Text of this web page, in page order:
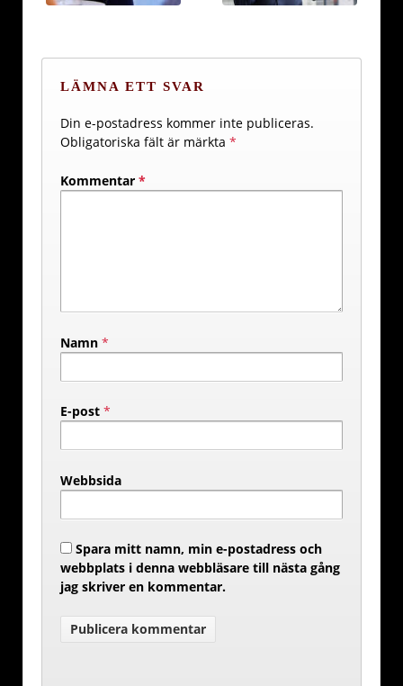
LÄMNA ETT SVAR
Din e-postadress kommer inte publiceras.
Obligatoriska fält är märkta *
Kommentar *
Namn *
E-post *
Webbsida
Spara mitt namn, min e-postadress och
webbplats i denna webbläsare till nästa gång
jag skriver en kommentar.